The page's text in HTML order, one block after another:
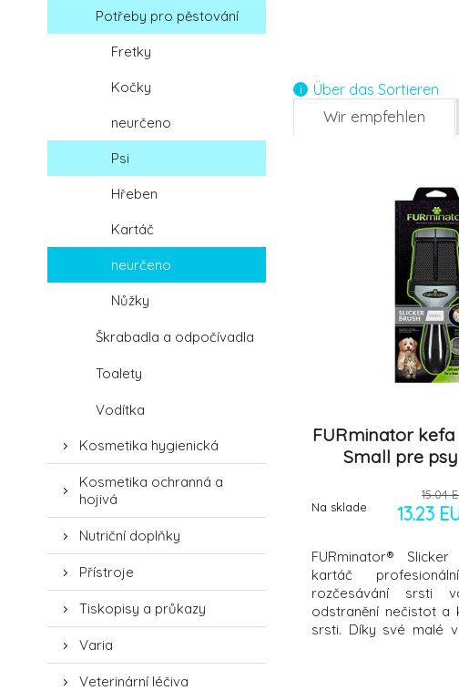
Potřeby pro pěstování
Fretky
Kočky
neurčeno
Psi
Hřeben
Kartáč
neurčeno
Nůžky
Škrabadla a odpočívadla
Toalety
Vodítka
Kosmetika hygienická
Kosmetika ochranná a
hojivá
Nutriční doplňky
Přístroje
Tiskopisy a průkazy
Varia
Veterinární léčiva
Über das Sortieren
Wir empfehlen
FURminator
Small pre
Na sklade
15.04
13.23
FURminator®
kartáč
rozčesávání srsti
odstranění nečistot a
srsti. Díky své malé